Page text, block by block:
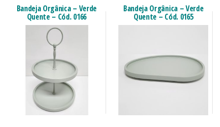
Bandeja Orgânica – Verde
Quente – Cód. 0166
Bandeja Orgânica – Verde
Quente – Cód. 0165